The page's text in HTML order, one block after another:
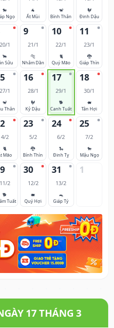
🐎
Ngọ
🐐
Ất Mùi
🐒
Bính Thân
🐓
Đinh Dậu
20/1
🐂
Sửu
9
21/1
🐅
Nhâm Dần
10
22/1
🐈
Quý Mão
11
23/1
🐉
Giáp Thìn
27/1
🐒
Thân
16
28/1
🐓
Kỷ Dậu
17
29/1
🐕
Canh Tuất
18
30/1
🐖
Tân Hợi
4/2
🐈
Mão
23
5/2
🐉
Bính Thìn
24
6/2
🐍
Đinh Tỵ
25
7/2
🐎
Mậu Ngọ
11/2
🐕
Tuất
30
12/2
🐖
Quý Hợi
31
13/2
🐀
Giáp Tý
1
17 THÁNG 3